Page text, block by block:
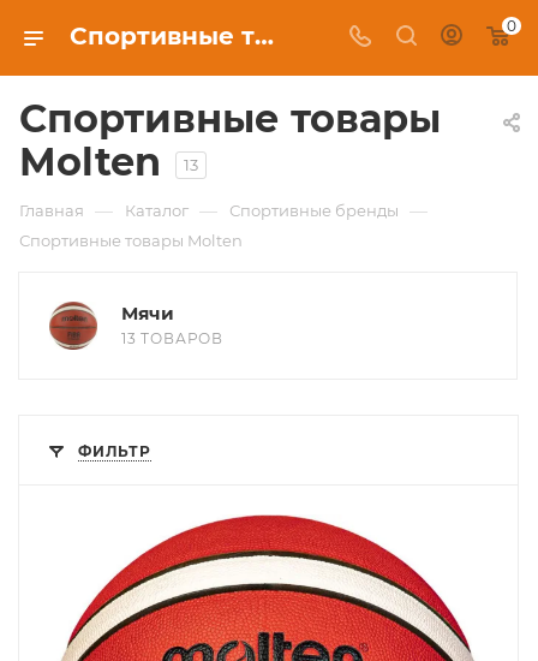
Спортивные товары Molten в Москве, купить в интернет-магазине c бесплатной доставкой 0
Спортивные товары
Molten
13
Главная — Каталог — Спортивные бренды —
Спортивные товары Molten
Мячи
13 ТОВАРОВ
ФИЛЬТР